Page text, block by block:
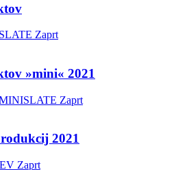
Zaprt
»mini« 2021
Zaprt
2021
Zaprt